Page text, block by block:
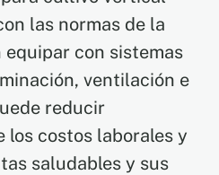
las normas de la
equipar con sistemas
ventilación e
reducir
los costos laborales y
saludables y sus